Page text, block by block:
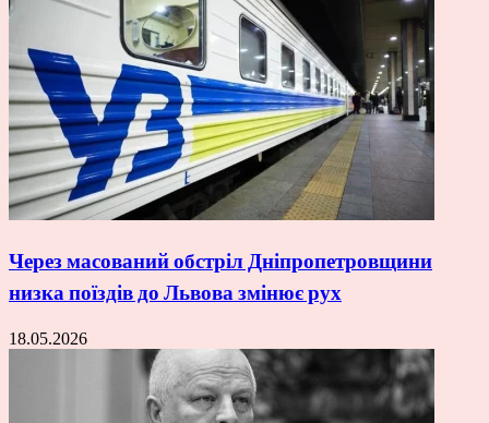
Через масований обстріл Дніпропетровщини
низка поїздів до Львова змінює рух
18.05.2026